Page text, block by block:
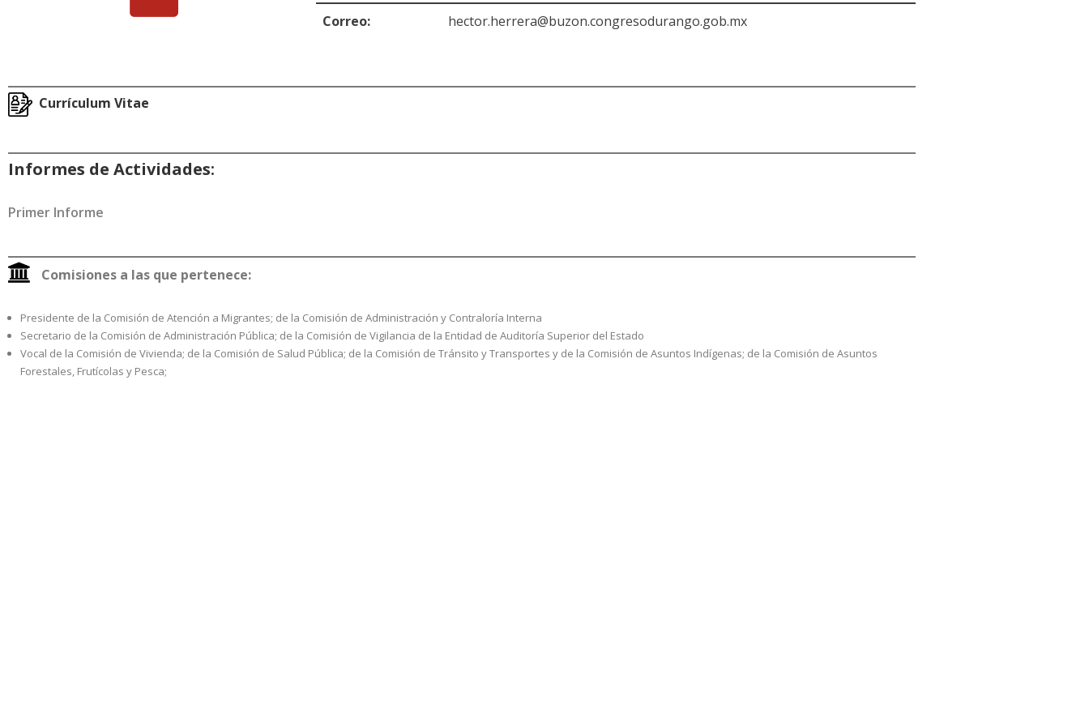
Correo: hector.herrera@buzon.congresodurango.gob.mx
Currículum Vitae
Informes de Actividades:
Primer Informe
Comisiones a las que pertenece:
Presidente de la Comisión de Atención a Migrantes; de la Comisión de Administración y Contraloría Interna
Secretario de la Comisión de Administración Pública; de la Comisión de Vigilancia de la Entidad de Auditoría Superior del Estado
Vocal de la Comisión de Vivienda; de la Comisión de Salud Pública; de la Comisión de Tránsito y Transportes y de la Comisión de Asuntos Indígenas; de la Comisión de Asuntos
Forestales, Frutícolas y Pesca;